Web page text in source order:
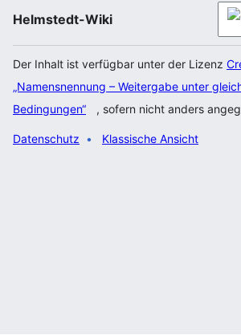
Helmstedt-Wiki
Der Inhalt ist verfügbar unter der Lizenz
„Namensnennung – Weitergabe unter
Bedingungen“
, sofern nicht anders
Datenschutz Klassische Ansicht